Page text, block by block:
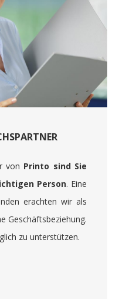
von Printo sind Sie
Person. Eine
erachten wir als
Geschäftsbeziehung.
zu unterstützen.